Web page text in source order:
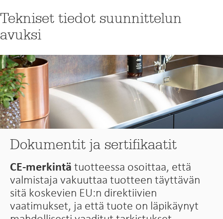
Tekniset tiedot suunnittelun
avuksi
Dokumentit ja sertifikaatit
CE-merkintä tuotteessa osoittaa, että
valmistaja vakuuttaa tuotteen täyttävän
sitä koskevien EU:n direktiivien
vaatimukset, ja että tuote on läpikäynyt